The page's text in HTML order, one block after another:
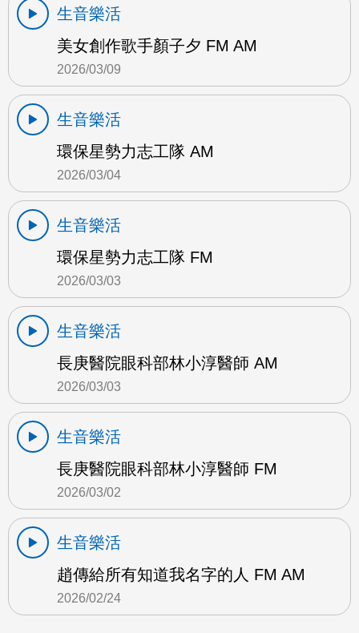
生音樂活
美女創作歌手顏子夕 FM AM
2026/03/09
生音樂活
環保星勢力志工隊 AM
2026/03/04
生音樂活
環保星勢力志工隊 FM
2026/03/03
生音樂活
長庚醫院眼科部林小淳醫師 AM
2026/03/03
生音樂活
長庚醫院眼科部林小淳醫師 FM
2026/03/02
生音樂活
趙傳給所有知道我名字的人 FM AM
2026/02/24